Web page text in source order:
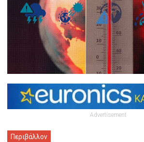
Advertisement
Περιβάλλον